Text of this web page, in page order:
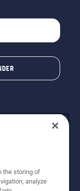
Die
the storing of
analyze